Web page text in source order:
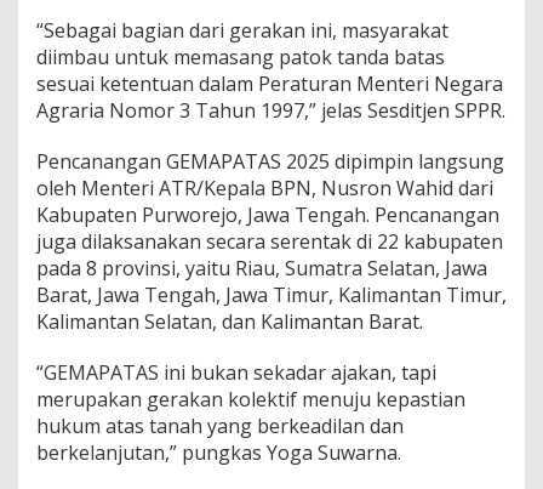
n
P
n
g
k
u
a
n
d
a
n
m
e
t
a
a
“Sebagai bagian dari gerakan ini, masyarakat
diimbau untuk memasang patok tanda batas
sesuai ketentuan dalam Peraturan Menteri Negara
Agraria Nomor 3 Tahun 1997,” jelas Sesditjen SPPR.
Pencanangan GEMAPATAS 2025 dipimpin langsung
oleh Menteri ATR/Kepala BPN, Nusron Wahid dari
Kabupaten Purworejo, Jawa Tengah. Pencanangan
juga dilaksanakan secara serentak di 22 kabupaten
pada 8 provinsi, yaitu Riau, Sumatra Selatan, Jawa
Barat, Jawa Tengah, Jawa Timur, Kalimantan Timur,
Kalimantan Selatan, dan Kalimantan Barat.
“GEMAPATAS ini bukan sekadar ajakan, tapi
merupakan gerakan kolektif menuju kepastian
hukum atas tanah yang berkeadilan dan
berkelanjutan,” pungkas Yoga Suwarna.